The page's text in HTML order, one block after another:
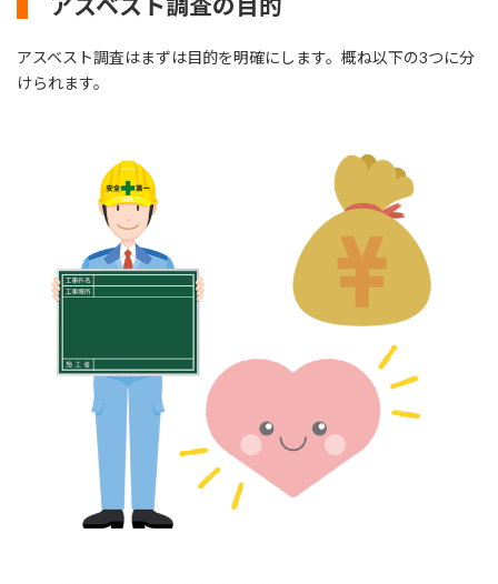
アスベスト調査はまずは目的を明確にします。概ね以下の3つに分
けられます。